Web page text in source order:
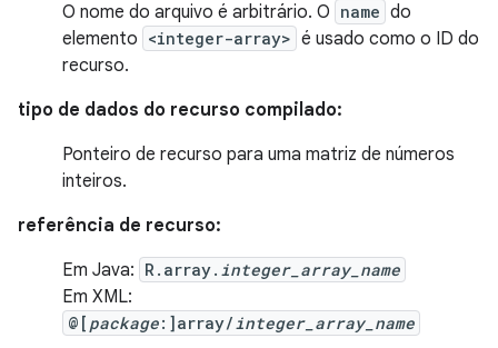
O nome do arquivo é arbitrário. O name do
elemento <integer-array> é usado como o ID do
recurso.
tipo de dados do recurso compilado:
Ponteiro de recurso para uma matriz de números
inteiros.
referência de recurso:
Em Java: R.array. integer_array_name
Em XML:
@[ package:]array/integer_array_name